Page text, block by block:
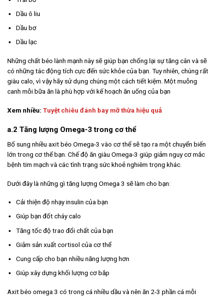
Dầu ô liu
Dầu bơ
Dầu lạc
Những chất béo lành mạnh này sẽ giúp bạn chống lại sự tăng cân và sẽ
có những tác động tích cực đến sức khỏe của bạn. Tuy nhiên, chúng rất
giàu calo, vì vậy hãy sử dụng chúng một cách tiết kiệm. Một muỗng
canh mỗi bữa ăn là phù hợp với kế hoạch ăn uống của bạn
Xem nhiều: Tuyệt chiêu đánh bay mỡ thừa hiệu quả
a.2 Tăng lượng Omega-3 trong cơ thể
Bổ sung nhiều axit béo Omega-3 vào cơ thể sẽ tạo ra một chuyển biến
lớn trong cơ thể bạn. Chế độ ăn giàu Omega-3 giúp giảm nguy cơ mắc
bệnh tim mạch và các tình trạng sức khoẻ nghiêm trọng khác.
Dưới đây là những gì tăng lượng Omega 3 sẽ làm cho bạn:
Cải thiện độ nhạy insulin của bạn
Giúp bạn đốt cháy calo
Tăng tốc độ trao đổi chất của bạn
Giảm sản xuất cortisol của cơ thể
Cung cấp cho bạn nhiều năng lượng hơn
Giúp xây dựng khối lượng cơ bắp
Axit béo omega 3 có trong cá nhiều dầu và nên ăn 2-3 phần cá mỗi